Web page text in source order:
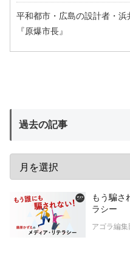
平和都市・広島の設計者・浜
『原爆市長』
過去の記事
もう騙
ラシー
アゴラ編集